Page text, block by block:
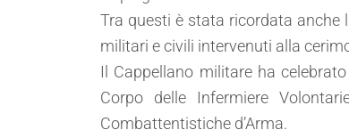
Tra questi è stata ricordata anche
militari e civili intervenuti alla
Il Cappellano militare ha
Corpo delle Infermiere
Combattentistiche d’Arma.